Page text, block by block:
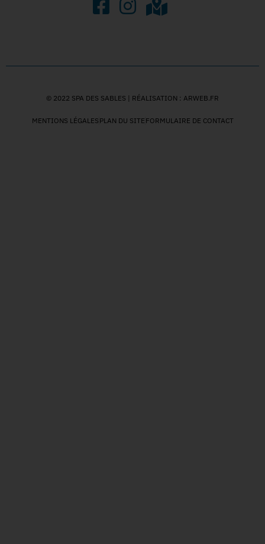
© 2022 SPA DES SABLES | RÉALISATION : ARWEB.FR
MENTIONS LÉGALES PLAN DU SITE FORMULAIRE DE CONTACT